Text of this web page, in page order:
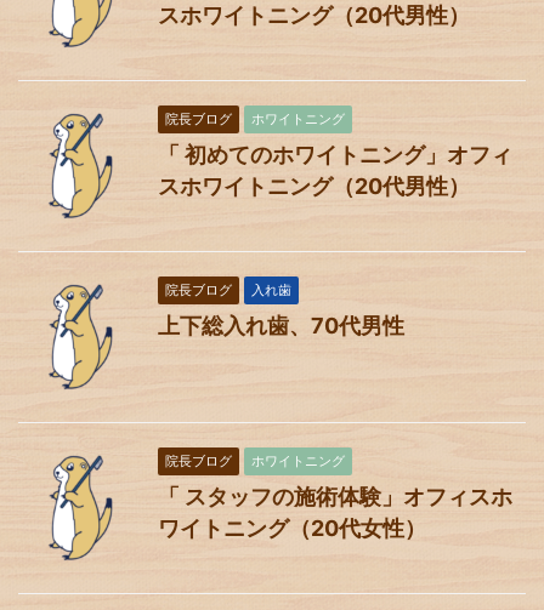
スホワイトニング（20代男性）
院長ブログ ホワイトニング
「 初めてのホワイトニング」オフィ
スホワイトニング（20代男性）
院長ブログ 入れ歯
上下総入れ歯、70代男性
院長ブログ ホワイトニング
「 スタッフの施術体験」オフィスホ
ワイトニング（20代女性）